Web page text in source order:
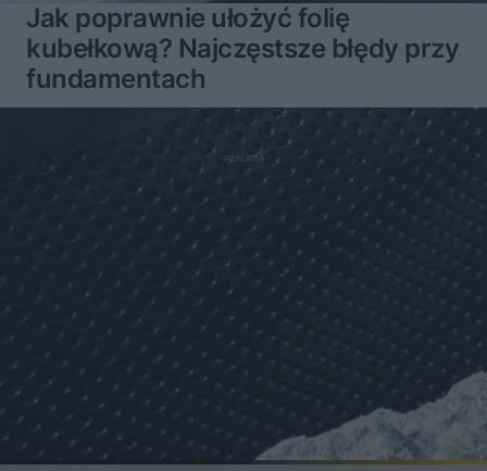
Jak poprawnie ułożyć folię
kubełkową? Najczęstsze błędy przy
fundamentach